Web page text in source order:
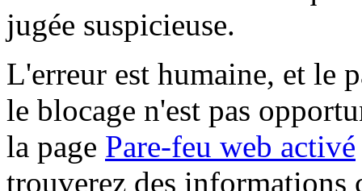
jugée suspicieuse.
L'erreur est humaine, et le
le blocage n'est pas
la page Pare-feu web activé
trouverez des informations